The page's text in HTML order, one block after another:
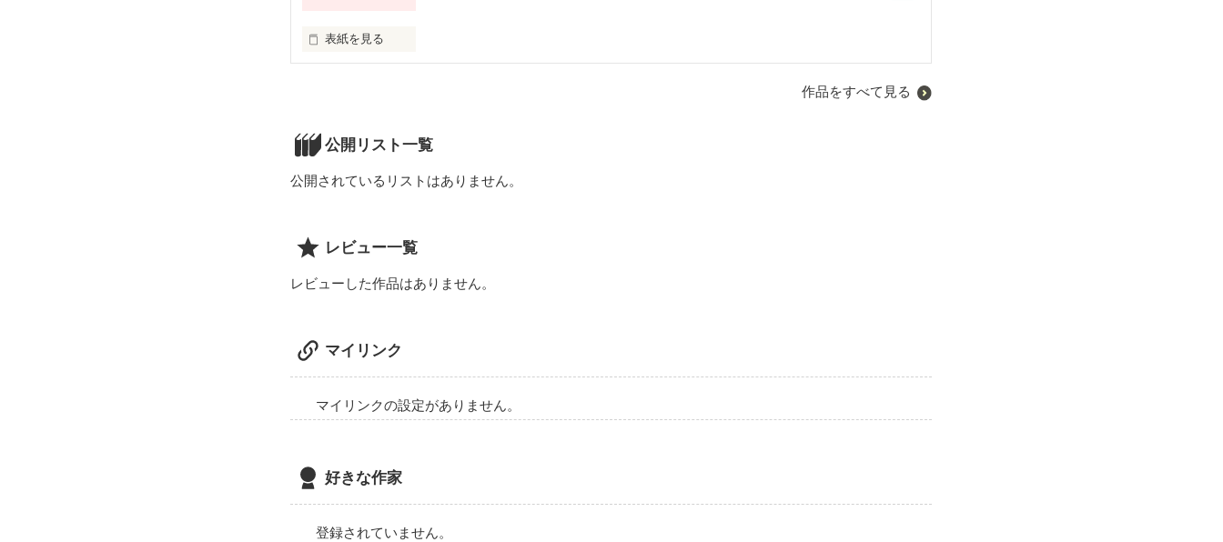
表紙を見る
きｯと…
言えないこと…
黙っていたいこと…
ｱｶｾﾅｲ過去が…
ｲｯﾊﾟｲ。
作品をすべて見る
公開リスト一覧
公開されているリストはありません。
レビュー一覧
レビューした作品はありません。
マイリンク
マイリンクの設定がありません。
好きな作家
登録されていません。